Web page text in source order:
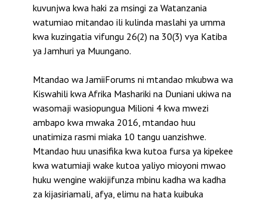
kuvunjwa kwa haki za msingi za Watanzania
watumiao mitandao ili kulinda maslahi ya umma
kwa kuzingatia vifungu 26(2) na 30(3) vya Katiba
ya Jamhuri ya Muungano.
Mtandao wa JamiiForums ni mtandao mkubwa wa
Kiswahili kwa Afrika Mashariki na Duniani ukiwa na
wasomaji wasiopungua Milioni 4 kwa mwezi
ambapo kwa mwaka 2016, mtandao huu
unatimiza rasmi miaka 10 tangu uanzishwe.
Mtandao huu unasifika kwa kutoa fursa ya kipekee
kwa watumiaji wake kutoa yaliyo mioyoni mwao
huku wengine wakijifunza mbinu kadha wa kadha
za kijasiriamali, afya, elimu na hata kuibuka